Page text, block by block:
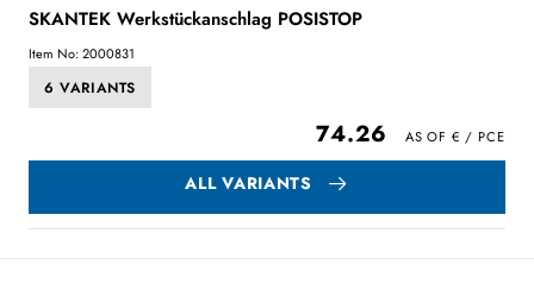
SKANTEK Werkstückanschlag POSISTOP
Item No: 2000831
6 VARIANTS
74.26
ALL VARIANTS